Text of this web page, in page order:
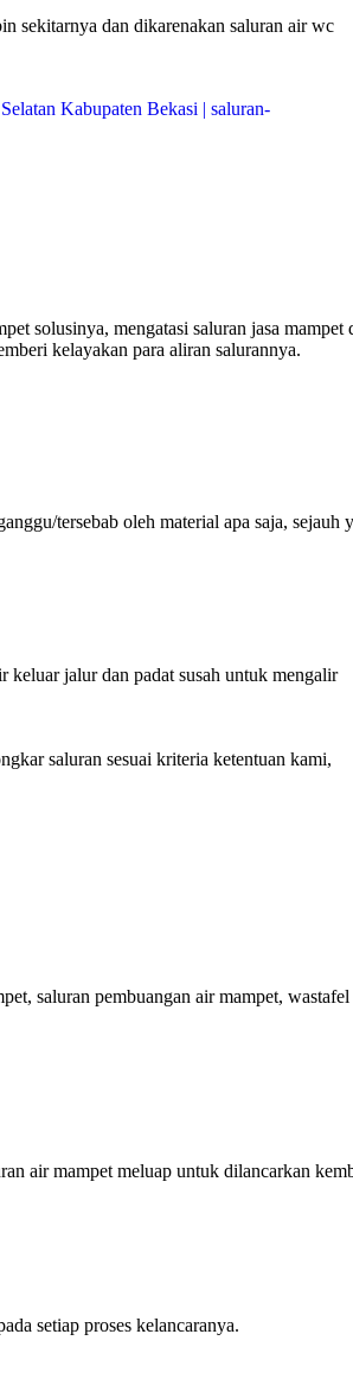
sekitarnya dan dikarenakan saluran air wc
solusinya, mengatasi saluran jasa mampet
kelayakan para aliran salurannya.
tersebab oleh material apa saja, sejauh
keluar jalur dan padat susah untuk mengalir
saluran sesuai kriteria ketentuan kami,
saluran pembuangan air mampet, wastafel
air mampet meluap untuk dilancarkan
setiap proses kelancaranya.